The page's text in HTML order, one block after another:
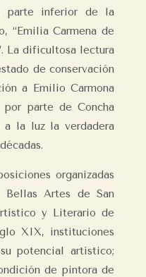
parte inferior de la
“Emilia Carmena de
La dificultosa lectura
de conservación
a Emilio Carmona
parte de Concha
a la luz la verdadera
organizadas
Artes de San
y Literario de
XIX, instituciones
potencial artístico;
de pintora de